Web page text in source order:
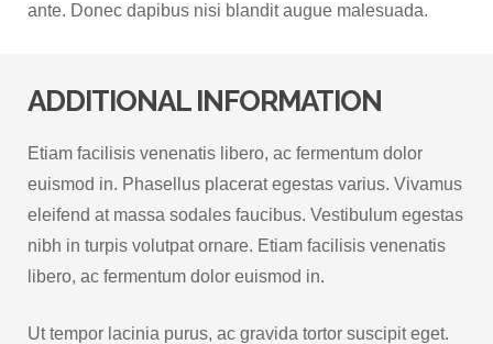
ante. Donec dapibus nisi blandit augue malesuada.
ADDITIONAL INFORMATION
Etiam facilisis venenatis libero, ac fermentum dolor
euismod in. Phasellus placerat egestas varius. Vivamus
eleifend at massa sodales faucibus. Vestibulum egestas
nibh in turpis volutpat ornare. Etiam facilisis venenatis
libero, ac fermentum dolor euismod in.
Ut tempor lacinia purus, ac gravida tortor suscipit eget.